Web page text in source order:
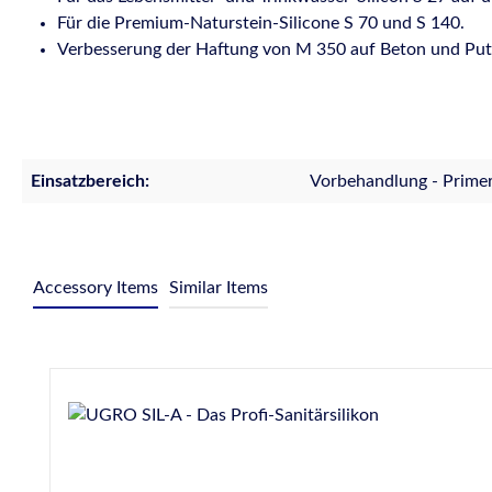
Für die Premium-Naturstein-Silicone S 70 und S 140.
Verbesserung der Haftung von M 350 auf Beton und
Einsatzbereich: Vorbehandlung -
Accessory Items Similar Items